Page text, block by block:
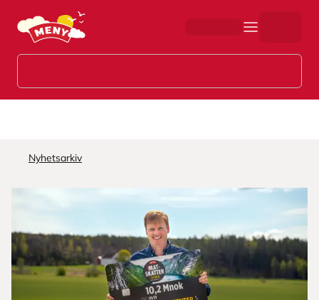
Hopp til hovedinnhold
Nyhetsarkiv